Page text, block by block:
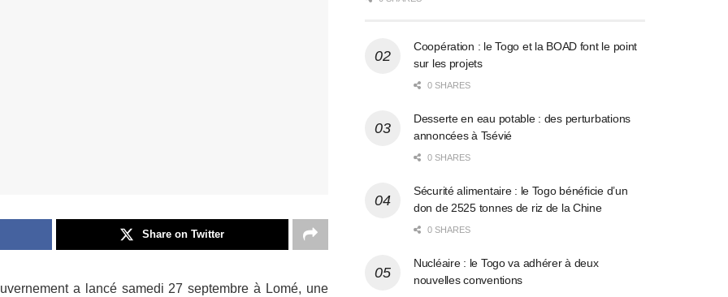
Share on Twitter
a lancé samedi 27 septembre à Lomé, une
Coopération : le Togo et la BOAD font le point
sur les projets
0 SHARES
Desserte en eau potable : des perturbations
annoncées à Tsévié
0 SHARES
Sécurité alimentaire : le Togo bénéficie d’un
don de 2525 tonnes de riz de la Chine
0 SHARES
Nucléaire : le Togo va adhérer à deux
nouvelles conventions